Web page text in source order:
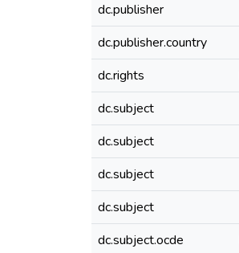
dc.publisher
dc.publisher.country
dc.rights
dc.subject
dc.subject
dc.subject
dc.subject
dc.subject.ocde